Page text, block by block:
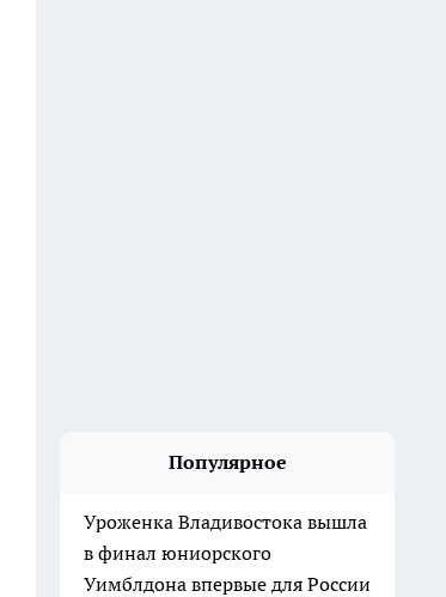
Популярное
Уроженка Владивостока вышла
в финал юниорского
Уимблдона впервые для России